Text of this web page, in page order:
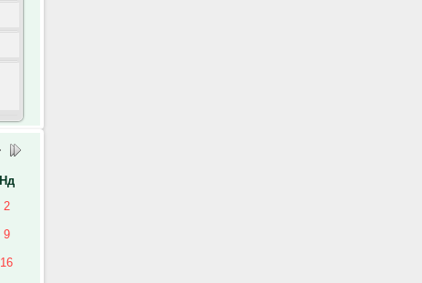
Нд
2
9
16